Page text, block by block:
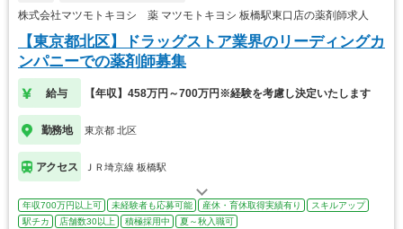
株式会社マツモトキヨシ 薬 マツモトキヨシ 板橋駅東口店の薬剤師求人
【東京都北区】ドラッグストア業界のリーディングカ
ンパニーでの薬剤師募集
給与 【年収】458万円～700万円※経験を考慮し決定いたします
勤務地 東京都 北区
アクセス ＪＲ埼京線 板橋駅
年収700万円以上可 未経験者も応募可能 産休・育休取得実績有り
スキルアップ
駅チカ
店舗数30以上 積極採用中 夏～秋入職可